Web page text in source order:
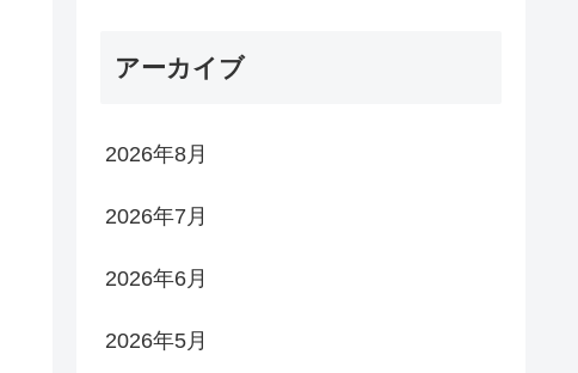
アーカイブ
2026年8月
2026年7月
2026年6月
2026年5月